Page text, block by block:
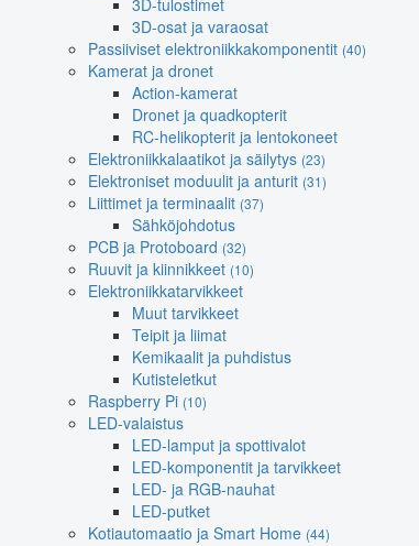
3D-tulostimet
3D-osat ja varaosat
Passiiviset elektroniikkakomponentit (40)
Kamerat ja dronet
Action-kamerat
Dronet ja quadkopterit
RC-helikopterit ja lentokoneet
Elektroniikkalaatikot ja säilytys (23)
Elektroniset moduulit ja anturit (31)
Liittimet ja terminaalit (37)
Sähköjohdotus
PCB ja Protoboard (32)
Ruuvit ja kiinnikkeet (10)
Elektroniikkatarvikkeet
Muut tarvikkeet
Teipit ja liimat
Kemikaalit ja puhdistus
Kutisteletkut
Raspberry Pi (10)
LED-valaistus
LED-lamput ja spottivalot
LED-komponentit ja tarvikkeet
LED- ja RGB-nauhat
LED-putket
Kotiautomaatio ja Smart Home (44)